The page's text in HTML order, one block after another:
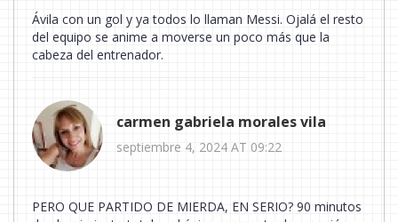
Ávila con un gol y ya todos lo llaman Messi. Ojalá el resto
del equipo se anime a moverse un poco más que la
cabeza del entrenador.
carmen gabriela morales vila
septiembre 4, 2024 AT 09:22
PERO QUE PARTIDO DE MIERDA, EN SERIO? 90 minutos